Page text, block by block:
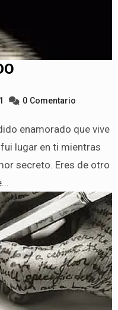
0 Comentario
lugar en ti mientras
secreto. Eres de otro